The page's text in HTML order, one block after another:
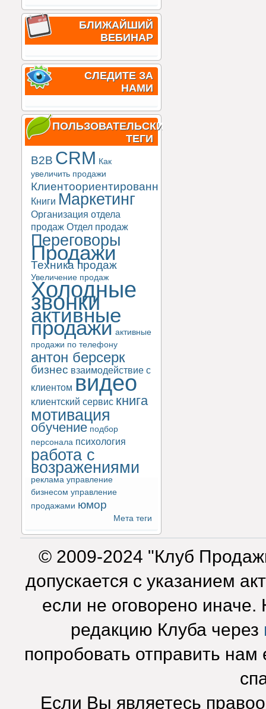
БЛИЖАЙШИЙ
ВЕБИНАР
СЛЕДИТЕ ЗА
НАМИ
ПОЛЬЗОВАТЕЛЬСКИЕ
ТЕГИ
B2B CRM Как
увеличить продажи
Клиентоориентированность
Книги Маркетинг
Организация отдела
продаж Отдел продаж
Переговоры
Продажи
Техника продаж
Увеличение продаж
Холодные
звонки
активные
продажи активные
продажи по телефону
антон берсерк
бизнес взаимодействие с
клиентом видео
клиентский сервис книга
мотивация
обучение подбор
персонала психология
работа с
возражениями
реклама управление
бизнесом управление
продажами юмор
Мета теги
© 2009-2024 "Клуб
допускается с указанием
если не оговорено
редакцию Клуба через
попробовать отправить нам
Если Вы являетесь